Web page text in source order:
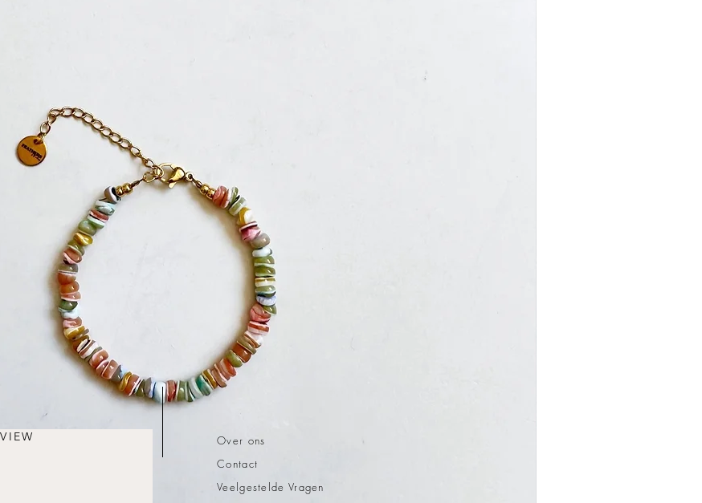
Over ons
Contact
Veelgestelde Vragen